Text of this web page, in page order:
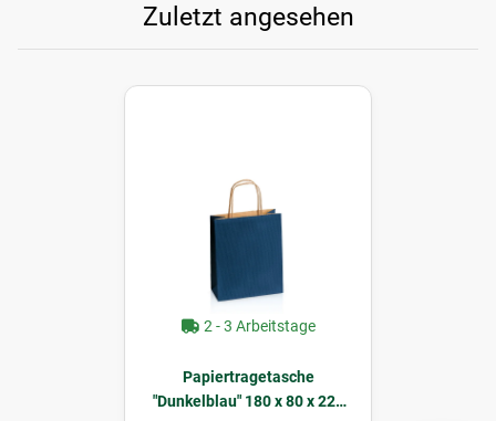
Zuletzt angesehen
2 - 3 Arbeitstage
Papiertragetasche
"Dunkelblau" 180 x 80 x 220